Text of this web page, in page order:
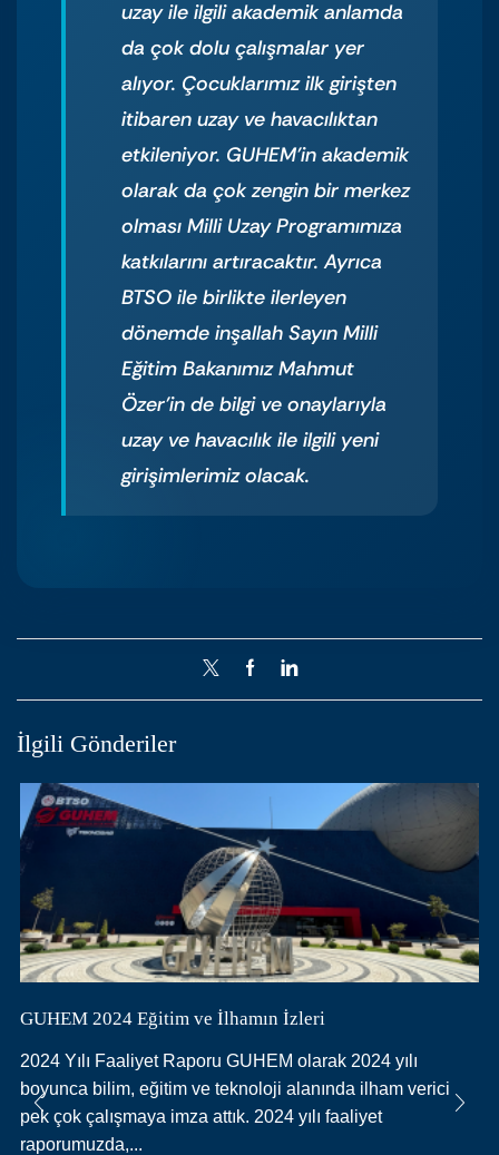
uzay ile ilgili akademik anlamda
da çok dolu çalışmalar yer
alıyor. Çocuklarımız ilk girişten
itibaren uzay ve havacılıktan
etkileniyor. GUHEM’in akademik
olarak da çok zengin bir merkez
olması Milli Uzay Programımıza
katkılarını artıracaktır. Ayrıca
BTSO ile birlikte ilerleyen
dönemde inşallah Sayın Milli
Eğitim Bakanımız Mahmut
Özer’in de bilgi ve onaylarıyla
uzay ve havacılık ile ilgili yeni
girişimlerimiz olacak.
İlgili Gönderiler
GUHEM 2024 Eğitim ve İlhamın İzleri
2024 Yılı Faaliyet Raporu GUHEM olarak 2024 yılı
boyunca bilim, eğitim ve teknoloji alanında ilham verici
pek çok çalışmaya imza attık. 2024 yılı faaliyet
raporumuzda,...